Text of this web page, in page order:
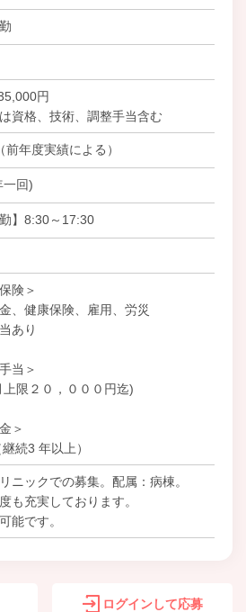
円
資格、技術、調整手当含む
前年度実績による）
一回)
】8:30～17:30
険＞
、健康保険、雇用、労災
あり
当＞
上限２０，０００円迄)
＞
続3 年以上）
ニックでの募集。配属：病棟。
も充実しております。
能です。
ログインして応募